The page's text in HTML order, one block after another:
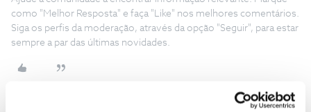
como "Melhor Resposta" e faça "Like" nos melhores comentários.
Siga os perfis da moderação, através da opção "Seguir", para estar
sempre a par das últimas novidades.